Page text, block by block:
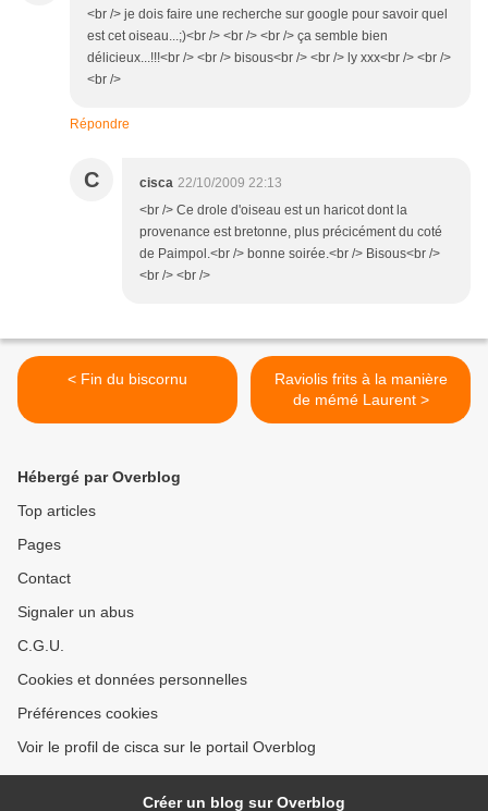
<br /> je dois faire une recherche sur google pour savoir quel
est cet oiseau...;)<br /> <br /> <br /> ça semble bien
délicieux...!!!<br /> <br /> bisous<br /> <br /> ly xxx<br /> <br />
<br />
Répondre
C cisca 22/10/2009 22:13
<br /> Ce drole d'oiseau est un haricot dont la
provenance est bretonne, plus précicément du coté
de Paimpol.<br /> bonne soirée.<br /> Bisous<br />
<br /> <br />
< Fin du biscornu
Raviolis frits à la manière
de mémé Laurent >
Hébergé par Overblog
Top articles
Pages
Contact
Signaler un abus
C.G.U.
Cookies et données personnelles
Préférences cookies
Voir le profil de cisca sur le portail Overblog
Créer un blog sur Overblog